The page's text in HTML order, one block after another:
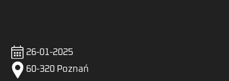
26-01-2025
60-320 Poznań